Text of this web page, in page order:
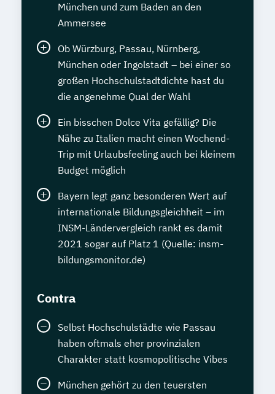
München und zum Baden an den
Ammersee
Ob Würzburg, Passau, Nürnberg,
München oder Ingolstadt – bei einer so
großen Hochschulstadtdichte hast du
die angenehme Qual der Wahl
Ein bisschen Dolce Vita gefällig? Die
Nähe zu Italien macht einen Wochend-
Trip mit Urlaubsfeeling auch bei kleinem
Budget möglich
Bayern legt ganz besonderen Wert auf
internationale Bildungsgleichheit – im
INSM-Ländervergleich rankt es damit
2021 sogar auf Platz 1 (Quelle: insm-
bildungsmonitor.de)
Contra
Selbst Hochschulstädte wie Passau
haben oftmals eher provinzialen
Charakter statt kosmopolitische Vibes
München gehört zu den teuersten